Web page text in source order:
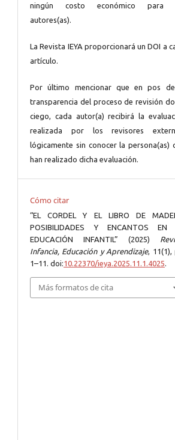
ningún costo económico para
autores(as).
La Revista IEYA proporcionará un DOI a
artículo.
Por último mencionar que en pos
transparencia del proceso de revisión
ciego, cada autor(a) recibirá la
realizada por los revisores
lógicamente sin conocer la persona(as)
han realizado dicha evaluación.
Cómo citar
“EL CORDEL Y EL LIBRO DE
POSIBILIDADES Y ENCANTOS EN
EDUCACIÓN INFANTIL” (2025)
Infancia, Educación y Aprendizaje, 11(1),
1–11. doi:10.22370/ieya.2025.11.1.4025.
Más formatos de cita